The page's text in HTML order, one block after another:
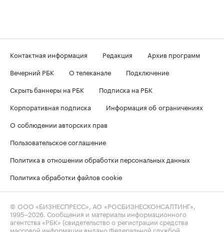
Контактная информация Редакция
Архив программ
Вечерний РБК
О телеканале
Подключение
Скрыть баннеры на РБК
Подписка на РБК
Корпоративная подписка
Информация об ограничениях
О соблюдении авторских прав
Пользовательское соглашение
Политика в отношении обработки персональных данных
Политика обработки файлов cookie
© ООО «БИЗНЕСПРЕСС», АО «РОСБИЗНЕСКОНСАЛТИНГ»,
1995–2026 . Сообщения и материалы информационного
агентства «РБК» (свидетельство о регистрации средства
массовой информации выдано Федеральной службой